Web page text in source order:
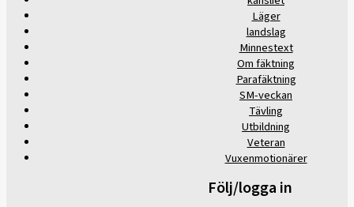
Läger
landslag
Minnestext
Om fäktning
Parafäktning
SM-veckan
Tävling
Utbildning
Veteran
Vuxenmotionärer
Följ/logga in